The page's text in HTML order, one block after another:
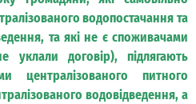
водопостачання та
та які не є споживачами
уклали договір), підлягають
централізованого питного
водовідведення, а